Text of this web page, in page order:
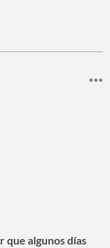
que algunos días